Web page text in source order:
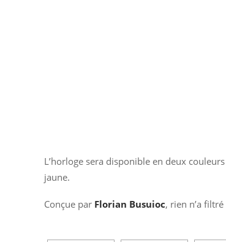
L’horloge sera disponible en deux
jaune.
Conçue par Florian Busuioc, rien n’a